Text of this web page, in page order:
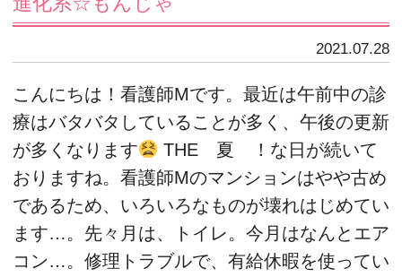
2021.07.28
こんにちは！看護師Mです。最近は午前中の診
療はバタバタしていることが多く、午後の更新
が多くなります
THE 夏 ！な日が続いて
おりますね。看護師Mのマンションはやや古め
であるため、いろいろなものが壊れはじめてい
ます…。先々月は、トイレ。今月はなんとエア
コン…。修理トラブルで、有給休暇を使ってい